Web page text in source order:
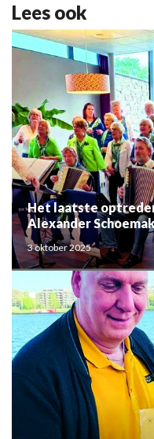
Lees ook
Het laatste
Alexander
3 oktober 2025